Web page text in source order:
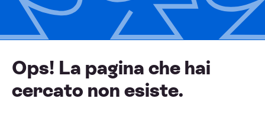
Ops! La pagina che hai
cercato non esiste.